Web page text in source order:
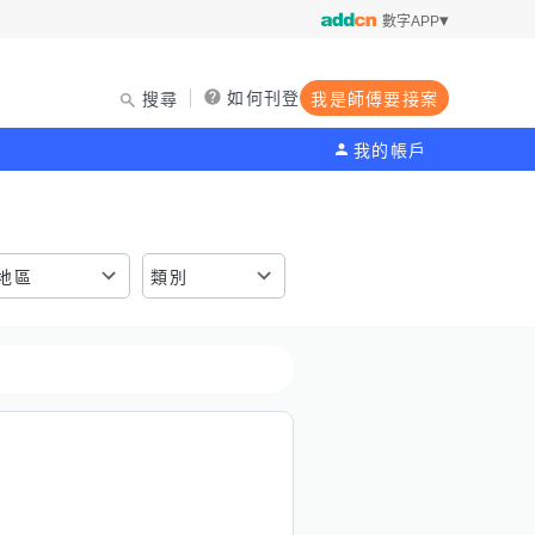
數字APP
搜尋 如何刊登 我是師傅要接案
我的帳戶
區 類別